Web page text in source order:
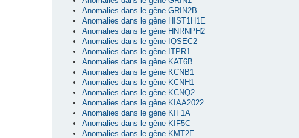
Anomalies dans le gène GRIN2B
Anomalies dans le gène HIST1H1E
Anomalies dans le gène HNRNPH2
Anomalies dans le gène IQSEC2
Anomalies dans le gène ITPR1
Anomalies dans le gène KAT6B
Anomalies dans le gène KCNB1
Anomalies dans le gène KCNH1
Anomalies dans le gène KCNQ2
Anomalies dans le gène KIAA2022
Anomalies dans le gène KIF1A
Anomalies dans le gène KIF5C
Anomalies dans le gène KMT2E